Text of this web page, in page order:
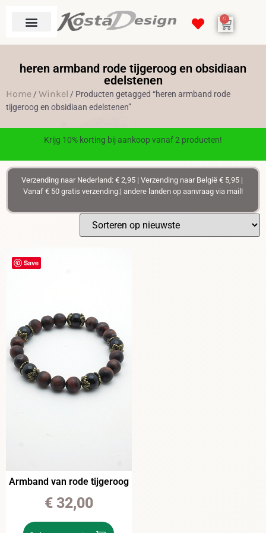
0
heren armband rode tijgeroog en obsidiaan
edelstenen
Home /Winkel / Producten getagged “heren armband rode
tijgeroog en obsidiaan edelstenen”
Krijg 10% korting bij aankoop vanaf 2 producten!
Verzending naar Nederland: € 2,95 | Verzending naar België € 5,95 |
Vanaf € 50 gratis verzending:| andere landen op aanvraag via mail!
Save
Armband van rode tijgeroog
€32,00